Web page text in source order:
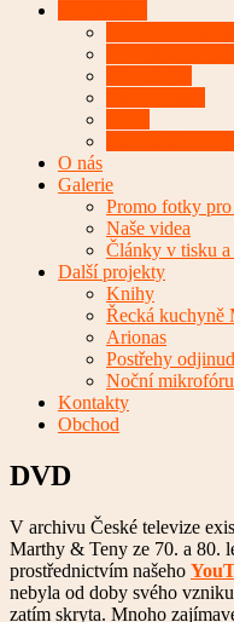
O nás
Galerie
Promo fotky pro
Naše videa
Články v tisku a
Další projekty
Knihy
Řecká kuchyně
Arionas
Postřehy
Noční
Kontakty
Obchod
DVD
V archivu České televize
Marthy & Teny ze 70. a 80.
prostřednictvím našeho
nebyla od doby svého
zatím skryta. Mnoho